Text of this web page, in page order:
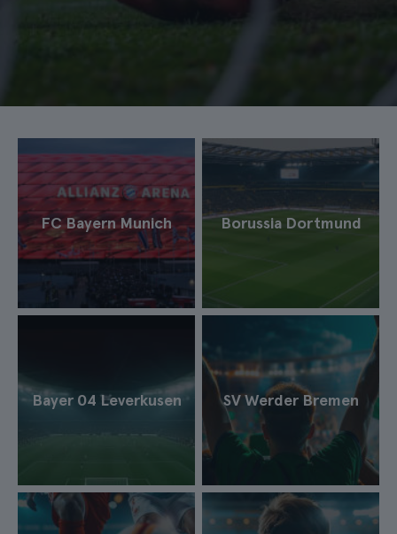
FC Bayern Munich Borussia Dortmund
Bayer 04 Leverkusen SV Werder Bremen